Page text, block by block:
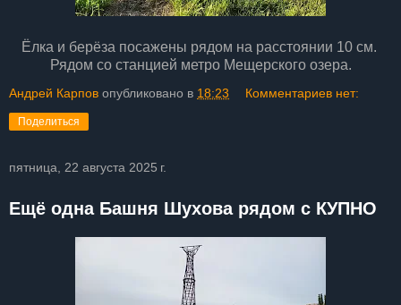
Ёлка и берёза посажены рядом на расстоянии 10 см.
Рядом со станцией метро Мещерского озера.
Андрей Карпов опубликовано в 18:23 Комментариев нет:
Поделиться
пятница, 22 августа 2025 г.
Ещё одна Башня Шухова рядом с КУПНО